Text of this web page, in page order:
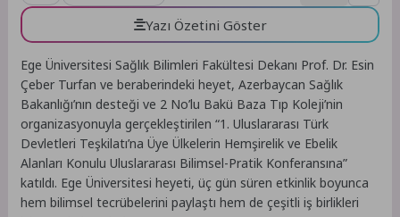
Yazı Özetini Göster
Ege Üniversitesi Sağlık Bilimleri Fakültesi Dekanı Prof. Dr. Esin
Çeber Turfan ve beraberindeki heyet, Azerbaycan Sağlık
Bakanlığı’nın desteği ve 2 No’lu Bakü Baza Tıp Koleji’nin
organizasyonuyla gerçekleştirilen “1. Uluslararası Türk
Devletleri Teşkilatı’na Üye Ülkelerin Hemşirelik ve Ebelik
Alanları Konulu Uluslararası Bilimsel-Pratik Konferansına”
katıldı. Ege Üniversitesi heyeti, üç gün süren etkinlik boyunca
hem bilimsel tecrübelerini paylaştı hem de çeşitli iş birlikleri